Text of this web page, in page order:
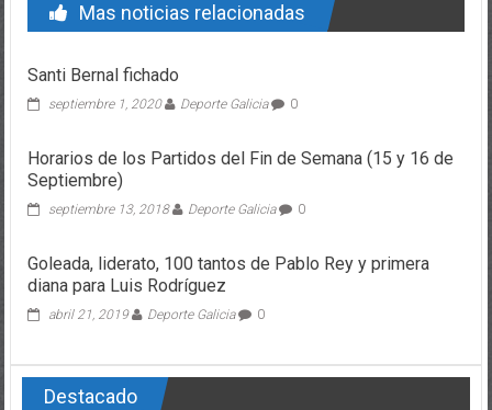
Mas noticias relacionadas
Santi Bernal fichado
septiembre 1, 2020 Deporte Galicia 0
Horarios de los Partidos del Fin de Semana (15 y 16 de
Septiembre)
septiembre 13, 2018 Deporte Galicia 0
Goleada, liderato, 100 tantos de Pablo Rey y primera
diana para Luis Rodríguez
abril 21, 2019 Deporte Galicia 0
Destacado